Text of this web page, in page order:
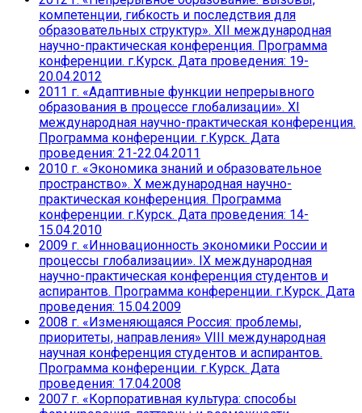
компетенции, гибкость и последствия для
образовательных структур». XII международная
научно-практическая конференция. Программа
конференции. г.Курск. Дата проведения: 19-
20.04.2012
2011 г. «Адаптивные функции непрерывного
образования в процессе глобализации». XI
международная научно-практическая конференция.
Программа конференции. г.Курск. Дата
проведения: 21-22.04.2011
2010 г. «Экономика знаний и образовательное
пространство». X международная научно-
практическая конференция. Программа
конференции. г.Курск. Дата проведения: 14-
15.04.2010
2009 г. «Инновационность экономики России и
процессы глобализации». IX международная
научно-практическая конференция студентов и
аспирантов. Программа конференции. г.Курск. Дата
проведения: 15.04.2009
2008 г. «Изменяющаяся Россия: проблемы,
приоритеты, направления» VIII международная
научная конференция студентов и аспирантов.
Программа конференции. г.Курск. Дата
проведения: 17.04.2008
2007 г. «Корпоративная культура: способы